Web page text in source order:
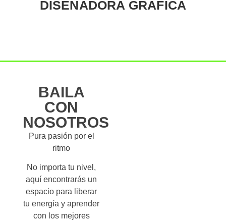
DISEÑADORA GRÁFICA
BAILA
CON
NOSOTROS
Pura pasión por el
ritmo
No importa tu nivel,
aquí encontrarás un
espacio para liberar
tu energía y aprender
con los mejores